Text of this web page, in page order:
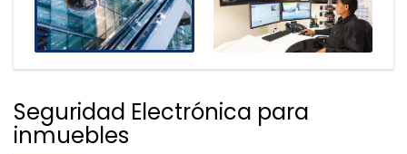
Seguridad Electrónica para
inmuebles